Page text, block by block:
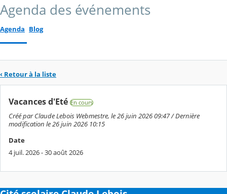
Agenda des événements
Agenda Blog
‹ Retour à la liste
Vacances d'Eté En cours
Créé par Claude Lebois Webmestre, le 26 juin 2026 09:47 / Dernière
modification le 26 juin 2026 10:15
Date
4 juil. 2026 - 30 août 2026